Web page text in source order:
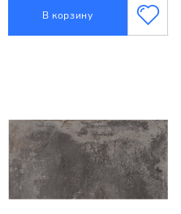
В корзину